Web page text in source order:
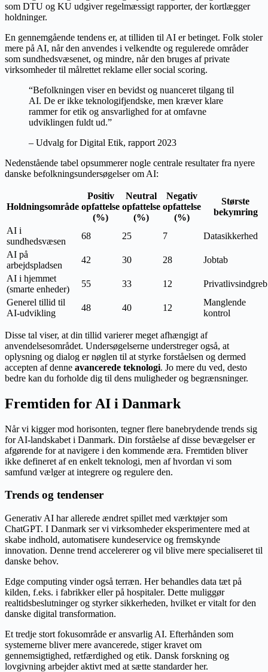
som DTU og KU udgiver regelmæssigt rapporter, der kortlægger
holdninger.
En gennemgående tendens er, at tilliden til AI er betinget. Folk stoler
mere på AI, når den anvendes i velkendte og regulerede områder
som sundhedsvæsenet, og mindre, når den bruges af private
virksomheder til målrettet reklame eller social scoring.
“Befolkningen viser en bevidst og nuanceret tilgang til
AI. De er ikke teknologifjendske, men kræver klare
rammer for etik og ansvarlighed for at omfavne
udviklingen fuldt ud.”
– Udvalg for Digital Etik, rapport 2023
Nedenstående tabel opsummerer nogle centrale resultater fra nyere
danske befolkningsundersøgelser om AI:
Holdningsområde
Positiv
opfattelse
(%)
Neutral
opfattelse
(%)
Negativ
opfattelse
(%)
Største
bekymring
AI i
sundhedsvæsen
68 25 7
Datasikkerhed
AI på
arbejdspladsen
42 30 28
Jobtab
AI i hjemmet
(smarte enheder)
55 33 12
Privatlivsindgreb
Generel tillid til
AI-udvikling
48 40 12
Manglende
kontrol
Disse tal viser, at din tillid varierer meget afhængigt af
anvendelsesområdet. Undersøgelserne understreger også, at
oplysning og dialog er nøglen til at styrke forståelsen og dermed
accepten af denne avancerede teknologi. Jo mere du ved, desto
bedre kan du forholde dig til dens muligheder og begrænsninger.
Fremtiden for AI i Danmark
Når vi kigger mod horisonten, tegner flere banebrydende trends sig
for AI-landskabet i Danmark. Din forståelse af disse bevægelser er
afgørende for at navigere i den kommende æra. Fremtiden bliver
ikke defineret af en enkelt teknologi, men af hvordan vi som
samfund vælger at integrere og regulere den.
Trends og tendenser
Generativ AI har allerede ændret spillet med værktøjer som
ChatGPT. I Danmark ser vi virksomheder eksperimentere med at
skabe indhold, automatisere kundeservice og fremskynde
innovation. Denne trend accelererer og vil blive mere specialiseret til
danske behov.
Edge computing vinder også terræn. Her behandles data tæt på
kilden, f.eks. i fabrikker eller på hospitaler. Dette muliggør
realtidsbeslutninger og styrker sikkerheden, hvilket er vitalt for den
danske digital transformation.
Et tredje stort fokusområde er ansvarlig AI. Efterhånden som
systemerne bliver mere avancerede, stiger kravet om
gennemsigtighed, retfærdighed og etik. Dansk forskning og
lovgivning arbejder aktivt med at sætte standarder her.